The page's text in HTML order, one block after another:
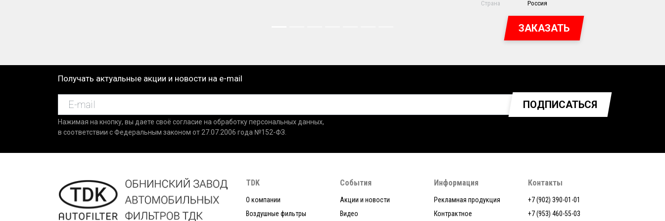
Страна Россия
ЗАКАЗАТЬ
Получать актуальные акции и новости на e-mail
ПОДПИСАТЬСЯ
Нажимая на кнопку, вы даете своё согласие на обработку персональных данных,
в соответствии с Федеральным законом от 27.07.2006 года №152-ФЗ.
TDK
О компании
Воздушные фильтры
События
Акции и новости
Видео
Информация
Рекламная продукция
Контрактное
Контакты
+7 (902) 390-01-01
+7 (953) 460-55-03